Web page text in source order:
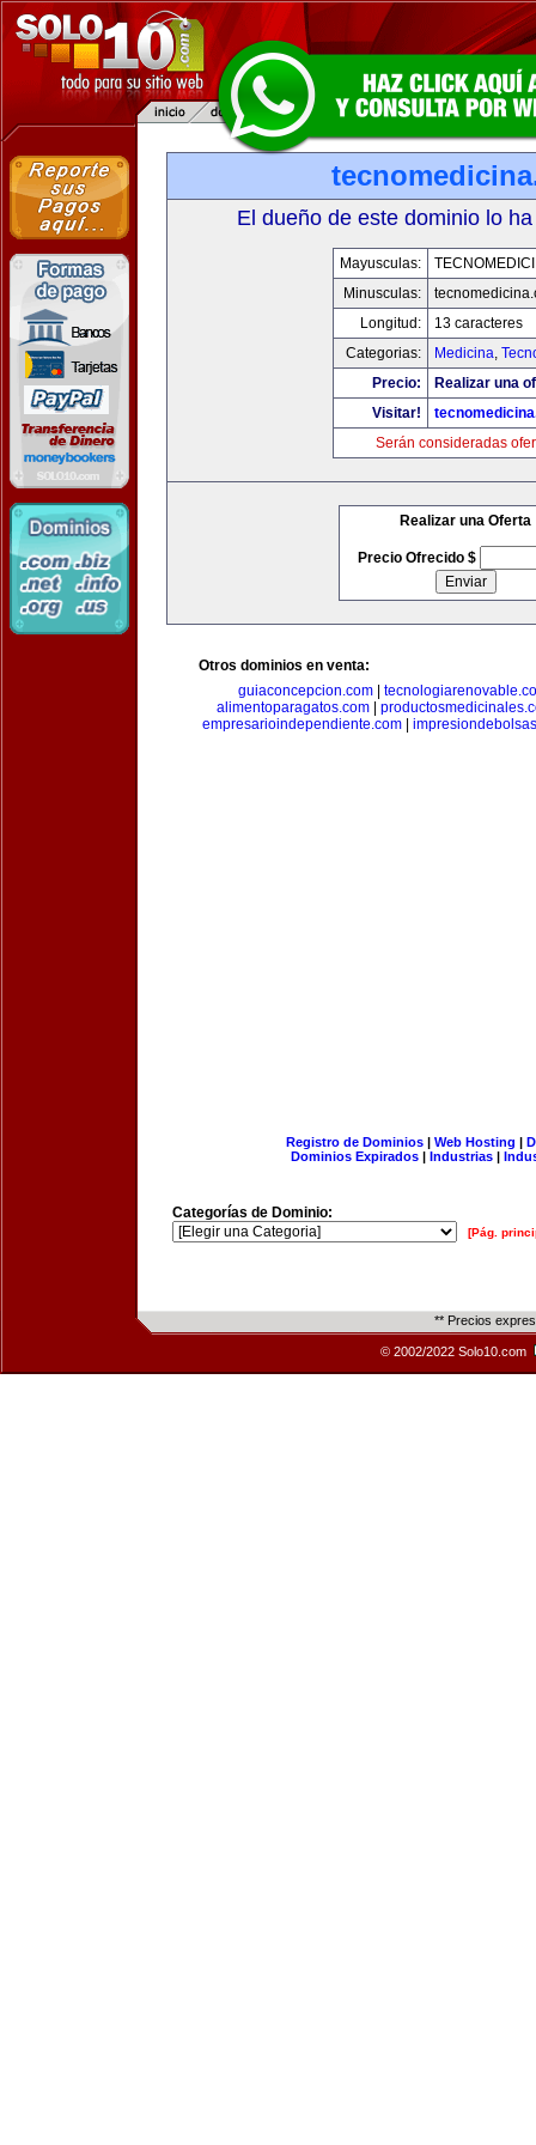
El dueño de este dominio lo
Mayusculas:
Minusculas:
Longitud:
13 caracteres
Categorias:
Medicina,
Precio:
Realizar una
Visitar!
Serán consideradas
Realizar una Oferta
Precio Ofrecido $
Otros dominios en venta:
guiaconcepcion.com|
alimentoparagatos.com
empresarioindependiente.com
Registro de Dominios| Web Hosting |
Dominios Expirados | Industrias |
Categorías de Dominio:
[Pág.
** Precios
© 2002/2022 Solo10.com